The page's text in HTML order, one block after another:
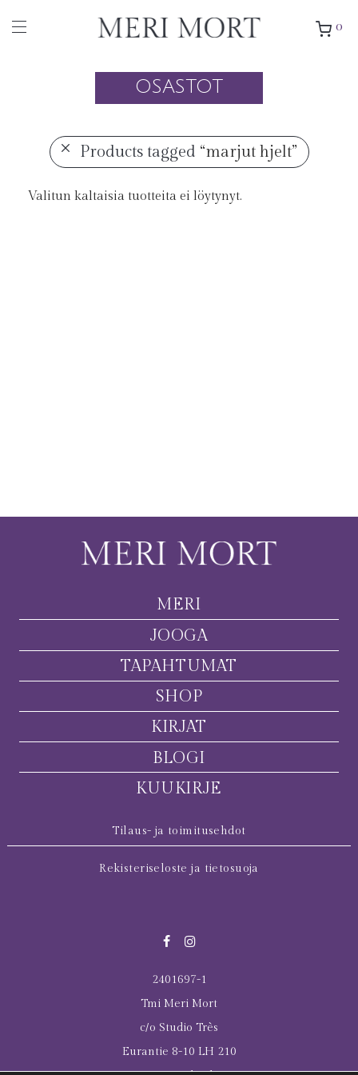
0
OSASTOT
Products tagged “marjut hjelt”
Valitun kaltaisia tuotteita ei löytynyt.
MERI
JOOGA
TAPAHTUMAT
SHOP
KIRJAT
BLOGI
KUUKIRJE
Tilaus- ja toimitusehdot
Rekisteriseloste ja tietosuoja
2401697-1
Tmi Meri Mort
c/o Studio Très
Eurantie 8-10 LH 210